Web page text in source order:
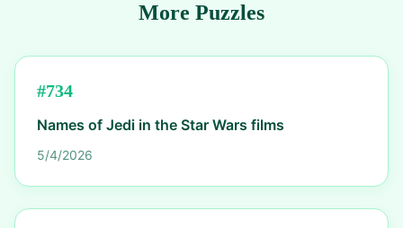
More Puzzles
#734
Names of Jedi in the Star Wars films
5/4/2026